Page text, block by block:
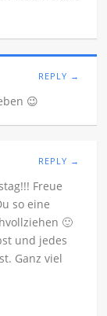
REPLY →
😉
REPLY →
Freue
so eine
🙂
und jedes
Ganz viel